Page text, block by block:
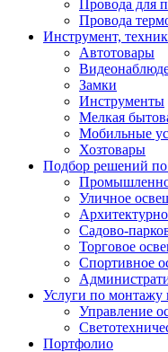
Провода для
Провода
Инструмент,
Автотовары
Замки
Инструменты
Мелкая
Мобильные
Хозтовары
Подбор решений
Уличное
Садово-
Торговое
Спортивное
Услуги по монтажу
Управление
Портфолио